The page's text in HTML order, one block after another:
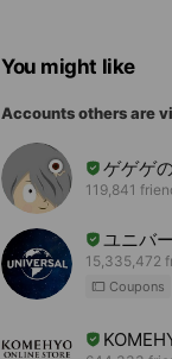
You might like
Accounts others are
ゲゲゲ
119,841
ユニバ
15,335,472
Coupons